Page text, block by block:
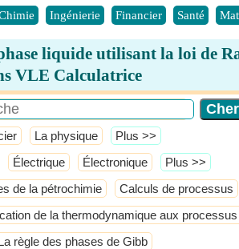
Ingénierie Financier Santé
liquide utilisant la loi de
VLE Calculatrice
La physique ​Plus >>
Électrique Électronique ​Plus >>
de la pétrochimie Calculs de processus
de la thermodynamique aux processus
règle des phases de Gibb